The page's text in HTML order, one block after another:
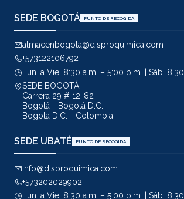
SEDE BOGOTÁ PUNTO DE RECOGIDA
almacenbogota@disproquimica.com
+573122106792
Lun. a Vie. 8:30 a.m. – 5:00 p.m. | Sáb.
SEDE BOGOTÁ
Carrera 29 # 12-82
Bogotá - Bogotá D.C.
Bogota D.C. - Colombia
SEDE UBATÉ PUNTO DE RECOGIDA
info@disproquimica.com
+573202029902
Lun. a Vie. 8:30 a.m. – 5:00 p.m. | Sáb.